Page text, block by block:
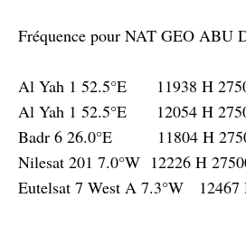
Fréquence pour NAT GEO ABU
Al Yah 1 52.5°E 11938 H
Al Yah 1 52.5°E 12054 H
Badr 6 26.0°E 11804 H
Nilesat 201 7.0°W 12226 H
Eutelsat 7 West A 7.3°W 12467